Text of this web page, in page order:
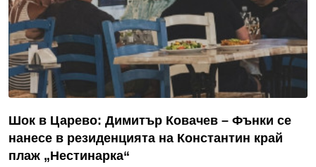
Шок в Царево: Димитър Ковачев – Фънки се
нанесе в резиденцията на Константин край
плаж „Нестинарка“